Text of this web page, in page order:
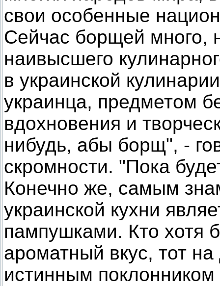
свои особенные
Сейчас борщей много,
наивысшего
в украинской
украинца, предметом
вдохновения и
нибудь, абы борщ", -
скромности. "Пока
Конечно же, самым
украинской кухни
пампушками. Кто хотя
ароматный вкус, тот на
истинным